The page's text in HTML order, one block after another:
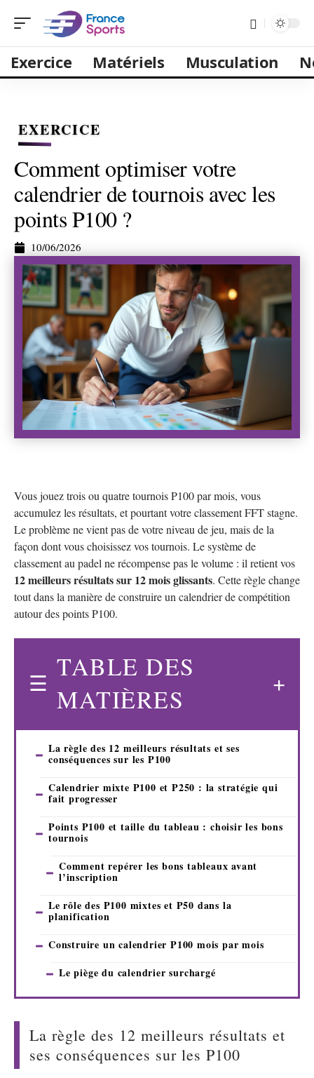
Exercice Matériels Musculation
EXERCICE
Comment optimiser votre
calendrier de tournois avec les
points P100 ?
10/06/2026
Vous jouez trois ou quatre tournois P100 par mois, vous
accumulez les résultats, et pourtant votre classement FFT stagne.
Le problème ne vient pas de votre niveau de jeu, mais de la
façon dont vous choisissez vos tournois. Le système de
classement au padel ne récompense pas le volume : il retient vos
12 meilleurs résultats sur 12 mois glissants. Cette règle change
tout dans la manière de construire un calendrier de compétition
autour des points P100.
TABLE DES
MATIÈRES
La règle des 12 meilleurs résultats et ses
conséquences sur les P100
Calendrier mixte P100 et P250 : la stratégie qui
fait progresser
Points P100 et taille du tableau : choisir les bons
tournois
Comment repérer les bons tableaux avant
l’inscription
Le rôle des P100 mixtes et P50 dans la
planification
Construire un calendrier P100 mois par mois
Le piège du calendrier surchargé
La règle des 12 meilleurs résultats et
ses conséquences sur les P100